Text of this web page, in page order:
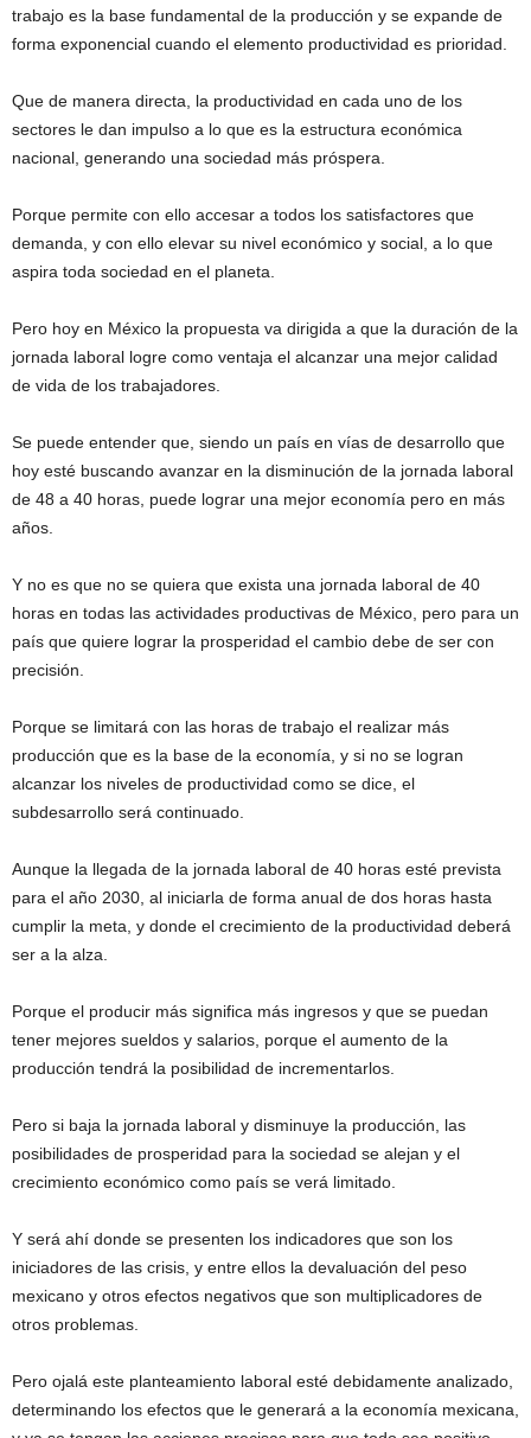
trabajo es la base fundamental de la producción y se expande de
forma exponencial cuando el elemento productividad es prioridad.
Que de manera directa, la productividad en cada uno de los
sectores le dan impulso a lo que es la estructura económica
nacional, generando una sociedad más próspera.
Porque permite con ello accesar a todos los satisfactores que
demanda, y con ello elevar su nivel económico y social, a lo que
aspira toda sociedad en el planeta.
Pero hoy en México la propuesta va dirigida a que la duración de la
jornada laboral logre como ventaja el alcanzar una mejor calidad
de vida de los trabajadores.
Se puede entender que, siendo un país en vías de desarrollo que
hoy esté buscando avanzar en la disminución de la jornada laboral
de 48 a 40 horas, puede lograr una mejor economía pero en más
años.
Y no es que no se quiera que exista una jornada laboral de 40
horas en todas las actividades productivas de México, pero para un
país que quiere lograr la prosperidad el cambio debe de ser con
precisión.
Porque se limitará con las horas de trabajo el realizar más
producción que es la base de la economía, y si no se logran
alcanzar los niveles de productividad como se dice, el
subdesarrollo será continuado.
Aunque la llegada de la jornada laboral de 40 horas esté prevista
para el año 2030, al iniciarla de forma anual de dos horas hasta
cumplir la meta, y donde el crecimiento de la productividad deberá
ser a la alza.
Porque el producir más significa más ingresos y que se puedan
tener mejores sueldos y salarios, porque el aumento de la
producción tendrá la posibilidad de incrementarlos.
Pero si baja la jornada laboral y disminuye la producción, las
posibilidades de prosperidad para la sociedad se alejan y el
crecimiento económico como país se verá limitado.
Y será ahí donde se presenten los indicadores que son los
iniciadores de las crisis, y entre ellos la devaluación del peso
mexicano y otros efectos negativos que son multiplicadores de
otros problemas.
Pero ojalá este planteamiento laboral esté debidamente analizado,
determinando los efectos que le generará a la economía mexicana,